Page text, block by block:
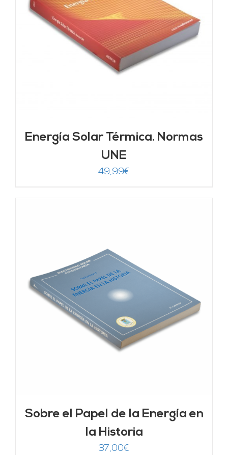
Energía Solar Térmica. Normas
UNE
49,99€
Sobre el Papel de la Energía en
la Historia
37,00€